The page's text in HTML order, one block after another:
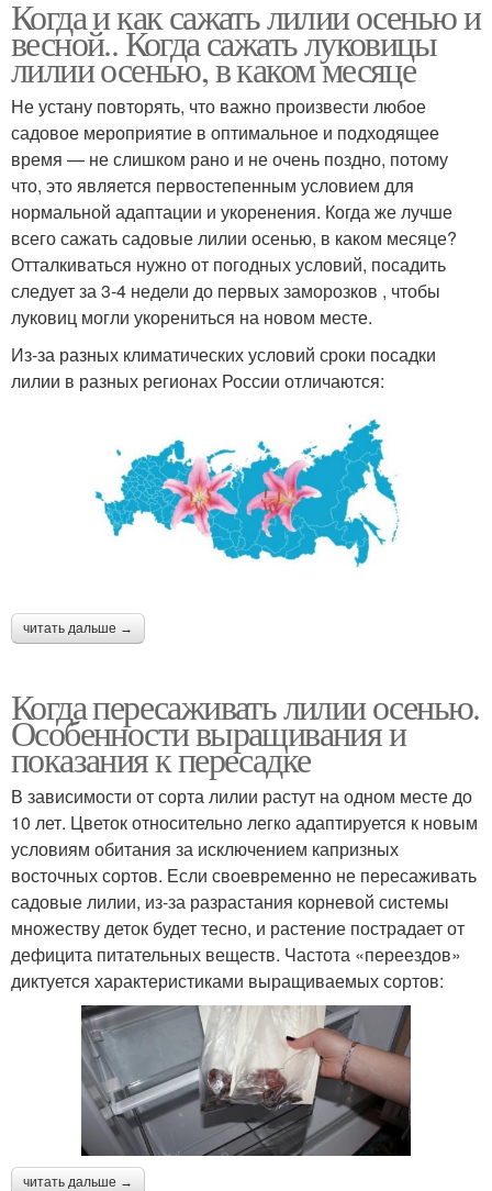
Когда и как сажать лилии осенью и
весной.. Когда сажать луковицы
лилии осенью, в каком месяце
Не устану повторять, что важно произвести любое
садовое мероприятие в оптимальное и подходящее
время — не слишком рано и не очень поздно, потому
что, это является первостепенным условием для
нормальной адаптации и укоренения. Когда же лучше
всего сажать садовые лилии осенью, в каком месяце?
Отталкиваться нужно от погодных условий, посадить
следует за 3-4 недели до первых заморозков , чтобы
луковиц могли укорениться на новом месте.
Из-за разных климатических условий сроки посадки
лилии в разных регионах России отличаются:
читать дальше →
Когда пересаживать лилии осенью.
Особенности выращивания и
показания к пересадке
В зависимости от сорта лилии растут на одном месте до
10 лет. Цветок относительно легко адаптируется к новым
условиям обитания за исключением капризных
восточных сортов. Если своевременно не пересаживать
садовые лилии, из-за разрастания корневой системы
множеству деток будет тесно, и растение пострадает от
дефицита питательных веществ. Частота «переездов»
диктуется характеристиками выращиваемых сортов:
читать дальше →